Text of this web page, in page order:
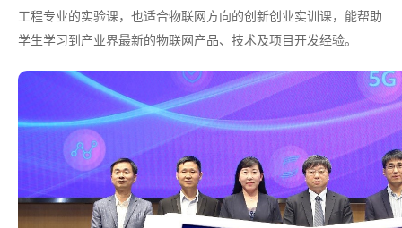
工程专业的实验课，也适合物联网方向的创新创业实训课，能帮助
学生学习到产业界最新的物联网产品、技术及项目开发经验。